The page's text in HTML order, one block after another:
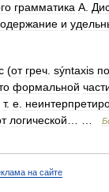
грамматика А
и
(от греч sýntaxis
формальной
т. е
логической
на сайте